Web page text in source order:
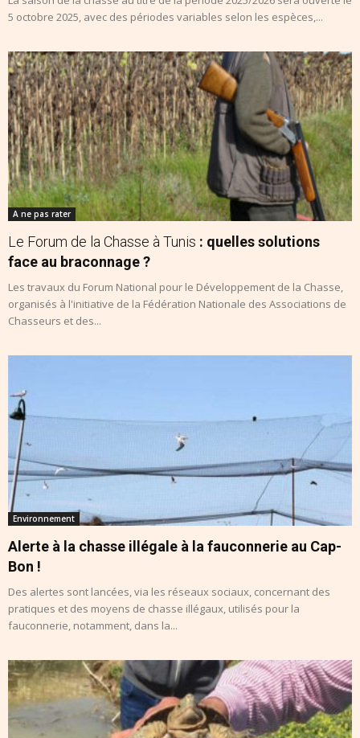
5 octobre 2025, avec des périodes variables selon les espèces,...
A ne pas rater
Le Forum de la Chasse à Tunis : quelles solutions
face au braconnage ?
Les travaux du Forum National pour le Développement de la Chasse,
organisés à l'initiative de la Fédération Nationale des Associations de
Chasseurs et des...
Environnement
Alerte à la chasse illégale à la fauconnerie au Cap-
Bon !
Des alertes sont lancées, via les réseaux sociaux, concernant des
pratiques et des moyens de chasse illégaux, utilisés pour la
fauconnerie, notamment, dans la...